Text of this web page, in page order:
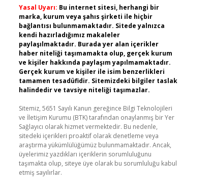
Yasal Uyarı: Bu internet sitesi, herhangi bir
marka, kurum veya şahıs şirketi ile hiçbir
bağlantısı bulunmamaktadır. Sitede yalnızca
kendi hazırladığımız makaleler
paylaşılmaktadır. Burada yer alan içerikler
haber niteliği taşımamakta olup, gerçek kurum
ve kişiler hakkında paylaşım yapılmamaktadır.
Gerçek kurum ve kişiler ile isim benzerlikleri
tamamen tesadüfidir. Sitemizdeki bilgiler taslak
halindedir ve tavsiye niteliği taşımazlar.
Sitemiz, 5651 Sayılı Kanun gereğince Bilgi Teknolojileri
ve İletişim Kurumu (BTK) tarafından onaylanmış bir Yer
Sağlayıcı olarak hizmet vermektedir. Bu nedenle,
sitedeki içerikleri proaktif olarak denetleme veya
araştırma yükümlülüğümüz bulunmamaktadır. Ancak,
üyelerimiz yazdıkları içeriklerin sorumluluğunu
taşımakta olup, siteye üye olarak bu sorumluluğu kabul
etmiş sayılırlar.